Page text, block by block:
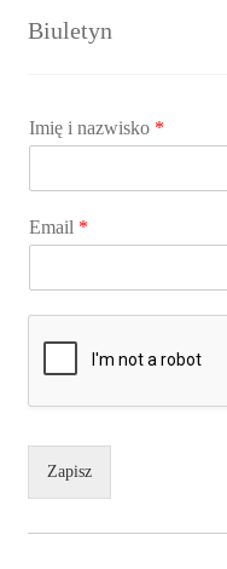
Biuletyn
Imię i nazwisko *
Email *
Zapisz